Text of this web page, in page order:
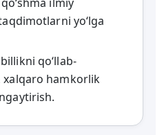
yo‘lga
qo‘llab-
xalqaro hamkorlik